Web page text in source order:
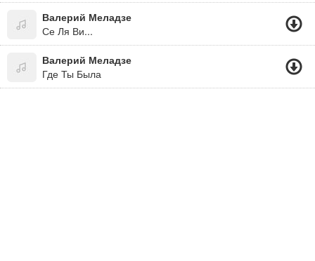
Валерий Меладзе
Се Ля Ви...
Валерий Меладзе
Где Ты Была